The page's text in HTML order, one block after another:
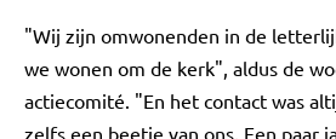
"Wij zijn omwonenden in de
we wonen om de kerk", aldus de
actiecomité. "En het contact was
zelfs een beetje van ons. Een paar